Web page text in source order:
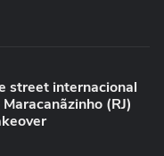
street internacional
(RJ)